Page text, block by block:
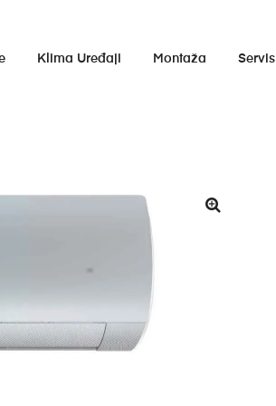
Klima Uređaji Montaža Servis